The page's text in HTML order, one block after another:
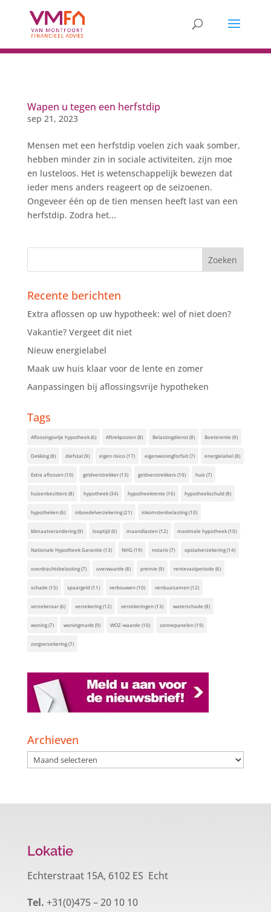
Wapen u tegen een herfstdip
sep 21, 2023
Mensen met een herfstdip voelen zich vaak somber,
hebben minder zin in sociale activiteiten, zijn moe
en lusteloos. Het is wetenschappelijk bewezen dat
ieder mens anders reageert op de seizoenen.
Ongeveer één op de tien mensen heeft last van een
herfstdip. Zodra het...
Recente berichten
Extra aflossen op uw hypotheek: wel of niet doen?
Vakantie? Vergeet dit niet
Nieuw energielabel
Maak uw huis klaar voor de lente en zomer
Aanpassingen bij aflossingsvrije hypotheken
Tags
Aflossingsvrije hypotheek(6) Aftrekposten(8) Belastingdienst(8) Boeterente (9)
Dekking(8) diefstal(9) eigen risico(17) eigenwoningforfait(7) energielabel(8)
Extra aflossen(10) geldverstrekker(13) geldverstrekkers(10) huis(7)
huizenbezitters(8) hypotheek(34) hypotheekrente (16) hypotheekschuld(8)
hypotheken(6) inboedelverzekering(21) inkomstenbelasting(10)
klimaatverandering(9) looptijd(6) maandlasten(12) maximale hypotheek(10)
Nationale Hypotheek Garantie (13) NHG(19) notaris(7) opstalverzekering(14)
overdrachtsbelasting(7) overwaarde (8) premie (9) rentevastperiode (6)
schade (15) spaargeld(11) verbouwen(10) verduurzamen(12)
verzekeraar(6) verzekering(12) verzekeringen(13) waterschade (8)
woning(7) woningmarkt(9) WOZ-waarde (10) zonnepanelen(19)
zorgverzekering(7)
Archieven
Archieven
Lokatie
Echterstraat 15A, 6102 ES Echt
Tel. +31(0)475 – 20 10 10